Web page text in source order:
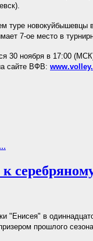
туре новокуйбышевцы
7-ое место в
30 ноября в 17:00
сайте ВФВ:
к
"Енисея" в
прошлого